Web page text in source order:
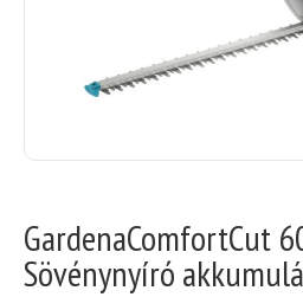
GardenaComfortCut
Sövénynyíró